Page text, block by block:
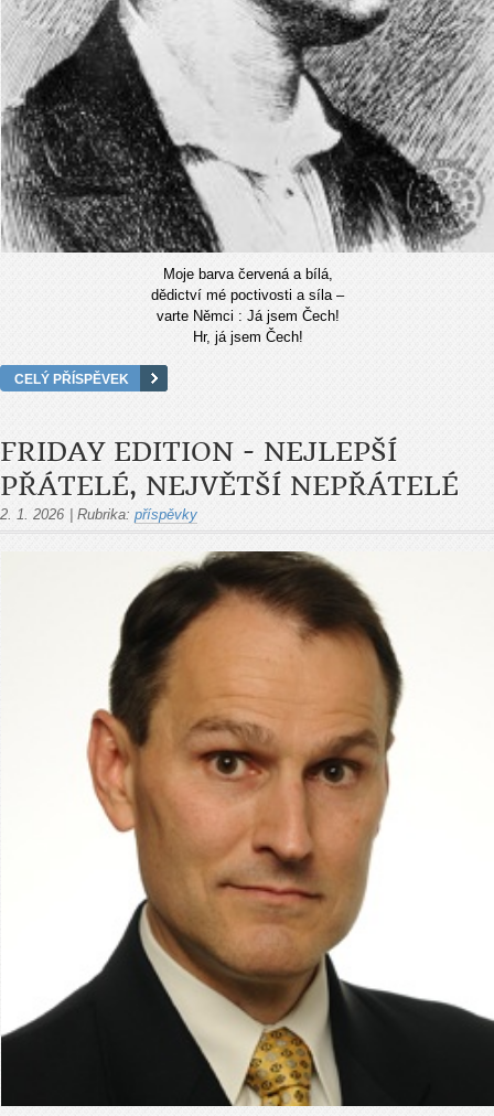
Moje barva červená a bílá,
dědictví mé poctivosti a síla –
varte Němci : Já jsem Čech!
Hr, já jsem Čech!
CELÝ PŘÍSPĚVEK
FRIDAY EDITION - NEJLEPŠÍ
PŘÁTELÉ, NEJVĚTŠÍ NEPŘÁTELÉ
2. 1. 2026 Rubrika: příspěvky